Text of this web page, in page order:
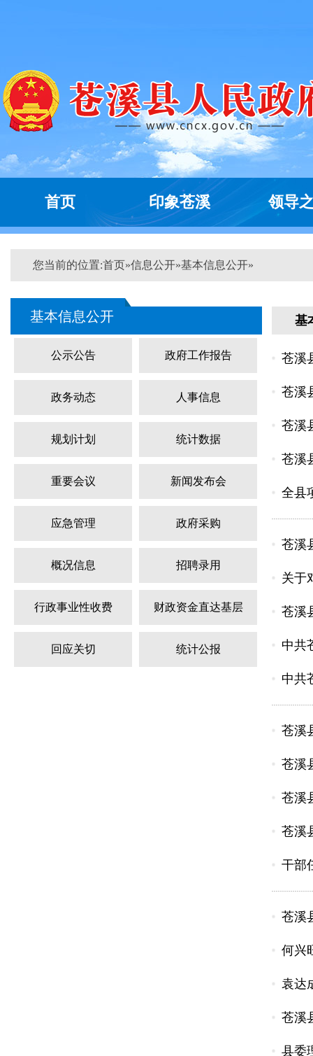
首页 印象苍溪 领导
您当前的位置:首页»信息公开»基本信息公开»
基本信息公开
公示公告 政府工作报告
政务动态 人事信息
规划计划 统计数据
重要会议 新闻发布会
应急管理 政府采购
概况信息 招聘录用
行政事业性收费 财政资金直达基层
回应关切 统计公报
基
苍溪
苍溪
苍溪
苍溪
全县
苍溪
关于
苍溪
中共
中共
苍溪
苍溪
苍溪
苍溪
干部
苍溪
何兴
袁达
苍溪
县委